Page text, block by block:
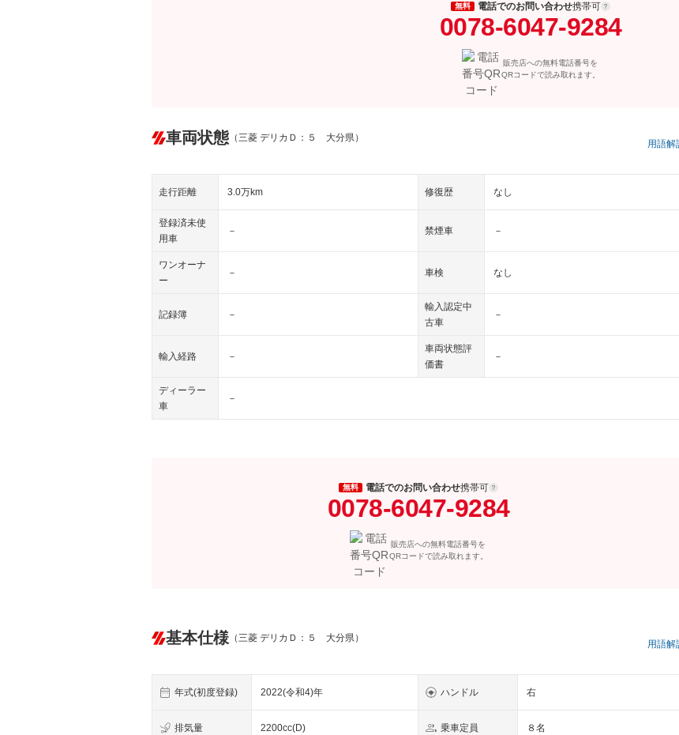
無料 電話でのお問い合わせ携帯可
0078-6047-9284
販売店への無料電話番号を
QRコードで読み取れます。
車両状態 （三菱 デリカＤ：５ 大分県）
用語解
走行距離 3.0万km 修復歴 なし
登録済未使
用車
－ 禁煙車 －
ワンオーナ
ー
－ 車検 なし
記録簿 －
輸入認定中
古車
－
輸入経路 －
車両状態評
価書
－
ディーラー
車
－
無料 電話でのお問い合わせ携帯可
0078-6047-9284
販売店への無料電話番号を
QRコードで読み取れます。
基本仕様 （三菱 デリカＤ：５ 大分県）
用語解
年式(初度登録) 2022(令和4)年 ハンドル 右
排気量 2200cc(D) 乗車定員 ８名